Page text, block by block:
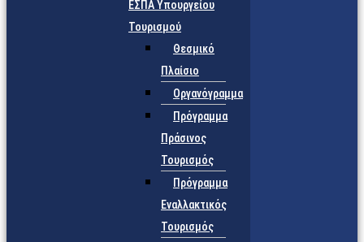
ΕΣΠΑ Υπουργείου
Τουρισμού
Θεσμικό
Πλαίσιο
Οργανόγραμμα
Πρόγραμμα
Πράσινος
Τουρισμός
Πρόγραμμα
Εναλλακτικός
Τουρισμός